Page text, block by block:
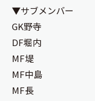
▼サブメンバー
GK野寺
DF堀内
MF堤
MF中島
MF長